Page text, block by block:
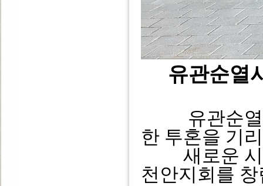
유관순열
유관순열사
한 투혼을 기
새로운 시
천안지회를